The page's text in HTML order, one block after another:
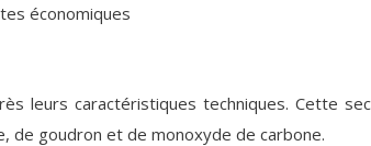
économiques
leurs caractéristiques techniques. Cette
de goudron et de monoxyde de carbone.